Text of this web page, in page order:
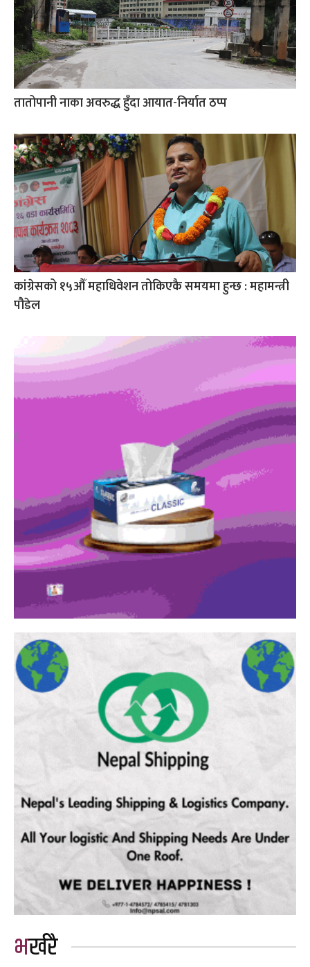
तातोपानी नाका अवरुद्ध हुँदा आयात-निर्यात ठप्प
कांग्रेसको १५औँ महाधिवेशन तोकिएकै समयमा हुन्छ : महामन्त्री
पौडेल
भर्खरै